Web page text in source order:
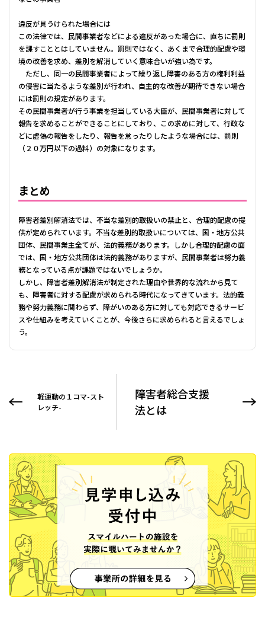
違反が見うけられた場合には
この法律では、民間事業者などによる違反があった場合に、直ちに罰則
を課すこととはしていません。罰則ではなく、あくまで合理的配慮や環
境の改善を求め、差別を解消していく意味合いが強い為です。
ただし、同一の民間事業者によって繰り返し障害のある方の権利利益
の侵害に当たるような差別が行われ、自主的な改善が期待できない場合
には罰則の規定があります。
その民間事業者が行う事業を担当している大臣が、民間事業者に対して
報告を求めることができることにしており、この求めに対して、行政な
どに虚偽の報告をしたり、報告を怠ったりしたような場合には、罰則
（２０万円以下の過料）の対象になります。
まとめ
障害者差別解消法では、不当な差別的取扱いの禁止と、合理的配慮の提
供が定められています。不当な差別的取扱いについては、国・地方公共
団体、民間事業主全てが、法的義務があります。しかし合理的配慮の面
では、国・地方公共団体は法的義務がありますが、民間事業者は努力義
務となっている点が課題ではないでしょうか。
しかし、障害者差別解消法が制定された理由や世界的な流れから見て
も、障害者に対する配慮が求められる時代になってきています。法的義
務や努力義務に関わらず、障がいのある方に対しても対応できるサービ
スや仕組みを考えていくことが、今後さらに求められると言えるでしょ
う。
軽運動の１コマ-スト
レッチ-
障害者総合支援
法とは